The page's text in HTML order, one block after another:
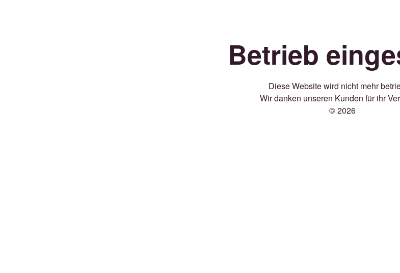
Betrieb
Diese Website wird nicht mehr
Wir danken unseren Kunden für ihr
© 2026